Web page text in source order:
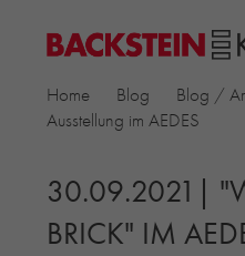
PROJEKTE
▼
KIRCHEN
MUSEEN
Home Blog Blog /
Ausstellung im AEDES
30.09.2021|
BRICK" IM